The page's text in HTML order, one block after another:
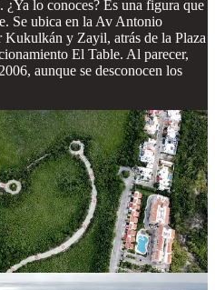
lo conoces? Es una figura que
Se ubica en la Av Antonio
y Zayil, atrás de la Plaza
El Table. Al parecer,
aunque se desconocen los